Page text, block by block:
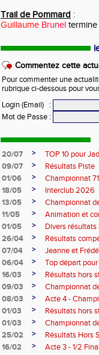
Trail de Pommard :
Guillaume Brunel
Commentez cette
Pour commenter une
rubrique ci-dessous pour
Login (Email)
:
Mot de Passe :
20/07 >
TOP 10 pour
09/07
>
Résultats Piste
01/06
>
Championnat
18/05
>
Interclub 2026
13/05
>
Championnat
11/05
>
Animation et
01/05
>
Divers résultats
26/04
>
Résultats
07/04
>
Jeanne et
06/04
>
Top départ
16/03
>
Résultats hors
09/03
>
Championnat
08/03
>
Acte 4 -
01/03
>
Résultats hors
01/03
>
Championnat
25/02
>
Résultats Hors
16/02
>
Acte 3 - 1/2